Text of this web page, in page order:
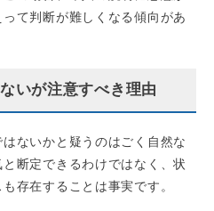
て判断が難しくなる傾向があ
いが注意すべき理由
ないかと疑うのはごく自然な
断定できるわけではなく、状
存在することは事実です。